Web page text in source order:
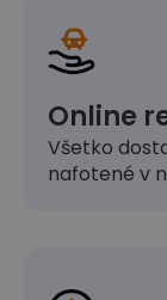
Online
Všetko
nafotené v